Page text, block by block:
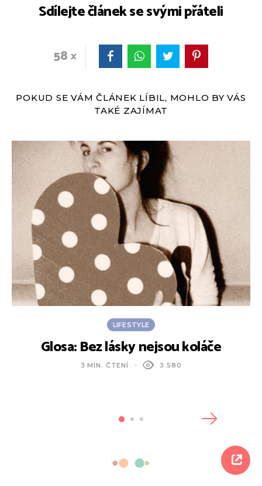
Sdílejte článek se svými přáteli
58
POKUD SE VÁM ČLÁNEK LÍBIL, MOHLO BY VÁS
TAKÉ ZAJÍMAT
LIFESTYLE
Glosa: Bez lásky nejsou koláče
3 MIN. ČTENÍ 3 580